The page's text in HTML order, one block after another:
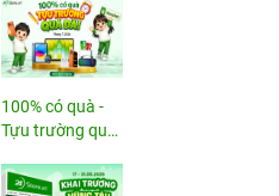
100% có quà -
Tựu trường quá